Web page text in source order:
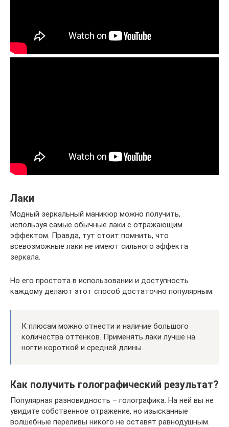
Лаки
Модный зеркальный маникюр можно получить,
используя самые обычные лаки с отражающим
эффектом. Правда, тут стоит помнить, что
всевозможные лаки не имеют сильного эффекта
зеркала.
Но его простота в использовании и доступность
каждому делают этот способ достаточно популярным.
К плюсам можно отнести и наличие большого
количества оттенков. Применять лаки лучше на
ногти короткой и средней длины.
Как получить голографический результат?
Популярная разновидность – голографика. На ней вы не
увидите собственное отражение, но изысканные
волшебные переливы никого не оставят равнодушным.